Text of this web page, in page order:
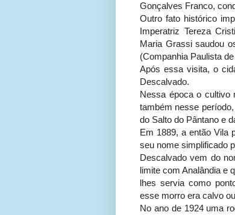
Gonçalves Franco,
Outro fato histórico
Imperatriz Tereza
Maria Grassi saudou
(Companhia Paulista
Após essa visita, o
Descalvado.
Nessa época o cultivo
também nesse
do Salto do Pântano e
Em 1889, a então Vila
seu nome simplificado
Descalvado vem do
limite com Analândia e
lhes servia como
esse morro era calvo
No ano de 1924 uma